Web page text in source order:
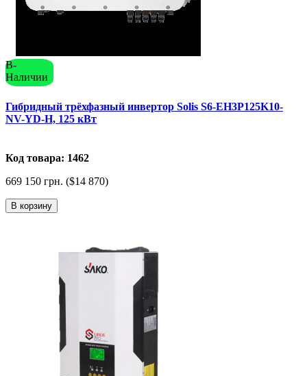
В-
Наличии
Гибридный трёхфазный инвертор Solis S6-EH3P125K10-
NV-YD-H, 125 кВт
Код товара: 1462
669 150 грн. ($14 870)
В корзину